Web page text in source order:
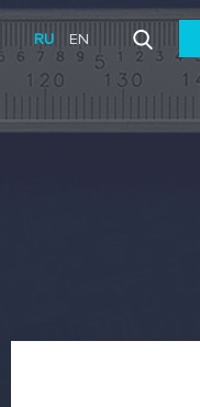
RU EN